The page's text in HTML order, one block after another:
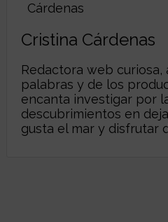
Cristina Cárdenas
Redactora web curiosa,
palabras y de los
encanta investigar por
descubrimientos en
gusta el mar y disfrutar